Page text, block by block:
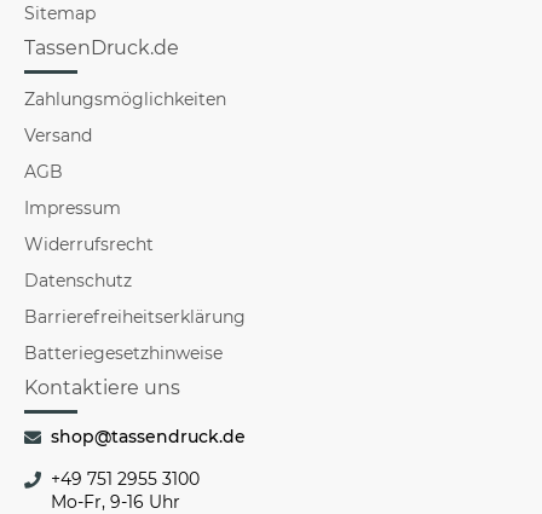
Sitemap
TassenDruck.de
Zahlungsmöglichkeiten
Versand
AGB
Impressum
Widerrufsrecht
Datenschutz
Barrierefreiheitserklärung
Batteriegesetzhinweise
Kontaktiere uns
shop@tassendruck.de
+49 751 2955 3100
Mo-Fr, 9-16 Uhr